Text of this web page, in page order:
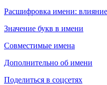
Расшифровка имени: влияние
Значение букв в имени
Совместимые имена
Дополнительно об имени
Поделиться в соцсетях